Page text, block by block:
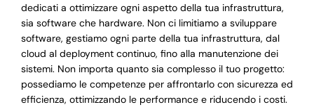
dedicati a ottimizzare ogni aspetto della tua infrastruttura,
sia software che hardware. Non ci limitiamo a sviluppare
software, gestiamo ogni parte della tua infrastruttura, dal
cloud al deployment continuo, fino alla manutenzione dei
sistemi. Non importa quanto sia complesso il tuo progetto:
possediamo le competenze per affrontarlo con sicurezza ed
efficienza, ottimizzando le performance e riducendo i costi.